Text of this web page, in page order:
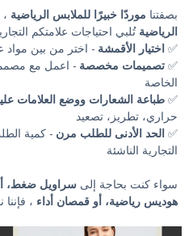
بصفتنا موردًا خبيرًا للملابس الرياضية
الرياضية تُلبي احتياجات علامتكم
✅اختيار الأقمشة - اختر من بين مواد
✅تصميمات مخصصة - اعمل مع
الخاصة
✅طباعة الشعارات ووضع العلامات
حراري، تطريز، تصعيد
✅الحد الأدنى للطلب مرن - كمية
التجارية الناشئة
سواء كنت بحاجة إلىسراويل ضغط،
هوديس رياضية، أو قمصان أداء ،